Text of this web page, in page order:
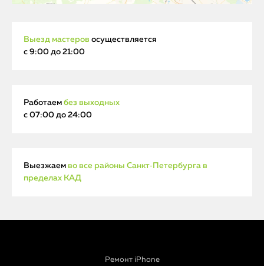
Выезд мастеров осуществляется
с 9:00 до 21:00
Работаем без выходных
с 07:00 до 24:00
Выезжаем во все районы Санкт‑Петербурга в
пределах КАД
Ремонт iPhone